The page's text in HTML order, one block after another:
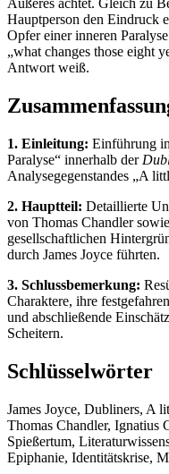
Äußeres achtet. Gleich zu
Hauptperson den Eindruck
Opfer einer inneren
„what changes those eight
Antwort weiß.
1. Einleitung: Einführung
Paralyse“ innerhalb der
Analysegegenstandes „A
2. Hauptteil: Detaillierte
von Thomas Chandler
gesellschaftlichen
durch James Joyce führten.
3. Schlussbemerkung:
Charaktere, ihre
und abschließende
Scheitern.
Schlüsselwörter
James Joyce, Dubliners, A
Thomas Chandler, Ignatius
Spießertum,
Epiphanie, Identitätskrise,